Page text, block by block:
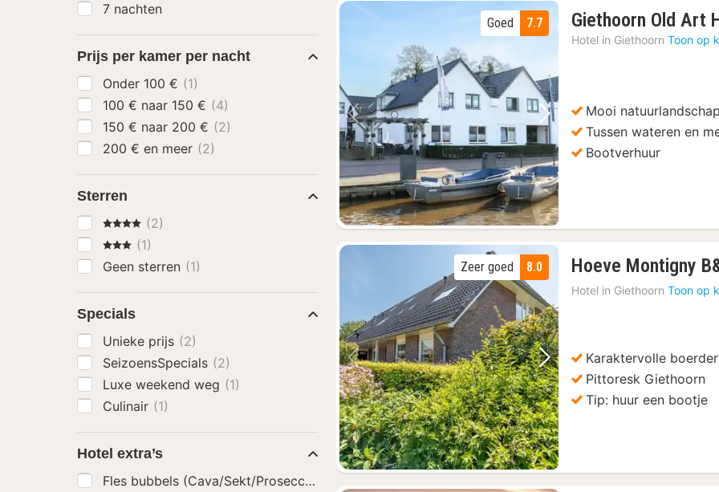
Vorige foto Volgende foto
7.7
Goed Giethoorn Old Art
Hotel in Giethoorn Toon op
Mooi natuurlandschap
Tussen wateren en
Bootverhuur
Vorige foto Volgende foto
8.0
Zeer goed Hoeve Montigny
Hotel in Giethoorn Toon op
Karaktervolle
Pittoresk Giethoorn
Tip: huur een bootje
7 nachten
Prijs per kamer per nacht
Onder 100 € (1)
100 € naar 150 € (4)
150 € naar 200 € (2)
200 € en meer (2)
Sterren
4 Sterren
(2)
3 Sterren
(1)
Geen sterren (1)
Specials
Unieke prijs (2)
SeizoensSpecials (2)
Luxe weekend weg (1)
Culinair (1)
Hotel extra’s
Fles bubbels (Cava/Sekt/Prosecco)